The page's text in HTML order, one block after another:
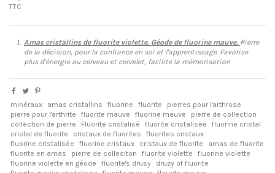
TTC
Amas cristallins de fluorite violette. Géode de fluorine mauve. Pierre
de la décision, pour la confiance en soi et l'apprentissage. Favorise
plus d'énergie au cerveau et cervelet, facilite la mémorisation
minéraux amas cristallins fluorine fluorite
pierres pour l'arthrose
pierre pour l'arthrite
fluorite mauve fluorine mauve
pierre de collection
collection de pierre
Fluorite cristalisé fluorite cristalisee
fluorine cristal
cristal de fluorite
cristaux de fluorites
fluorites cristaux
fluorine cristalisée
fluorine cristaux cristaux de fluorite
amas de fluorite
fluorite en amas
pierre de colleciton fluorite violette
fluorine violette
fluorine violette en géode
fluorite's drusy
druzy of fluorite